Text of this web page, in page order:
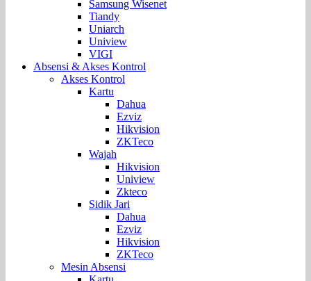
Samsung Wisenet
Tiandy
Uniarch
Uniview
VIGI
Absensi & Akses Kontrol
Akses Kontrol
Kartu
Dahua
Ezviz
Hikvision
ZKTeco
Wajah
Hikvision
Uniview
Zkteco
Sidik Jari
Dahua
Ezviz
Hikvision
ZKTeco
Mesin Absensi